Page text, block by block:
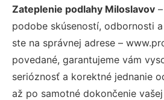
Zateplenie podlahy Miloslavov
podobe skúseností, odbornosti
ste na správnej adrese –
povedané, garantujeme vám
serióznosť a korektné jednanie
až po samotné dokončenie